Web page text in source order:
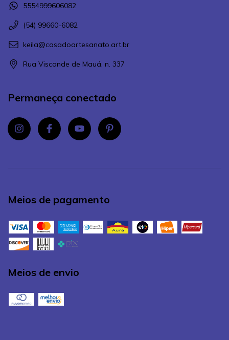
5554999606082
(54) 99660-6082
keila@casadoartesanato.art.br
Rua Visconde de Mauá, n. 337
Permaneça conectado
Meios de pagamento
Meios de envio